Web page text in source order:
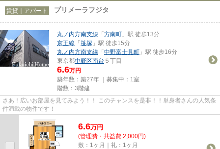
賃貸｜アパート プリメーラフジタ
丸ノ内方南支線 「方南町 」駅 徒歩13分
京王線 「笹塚 」駅 徒歩15分
丸ノ内方南支線 「中野富士見町 」駅 徒歩16分
東京都中野区南台 ５丁目
6.6万円
築年数：築27年 ｜募集中： 1室
階数：3階建
さあ！広いお部屋を見てみよう！！ このチャンスを是非！！単身者さんの人気条
件満載の物件です！
6.6万円
(管理費・共益費 2,000円)
敷：1ヶ月｜礼：1ヶ月